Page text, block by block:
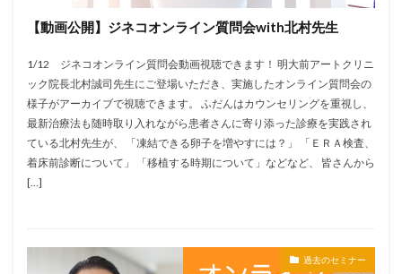
【動画公開】ジネコオンライン質問会with北村先生
1/12 ジネコオンライン質問会動画視聴できます！ 明大前アートクリニ
ック院長北村誠司先生にご登場いただき、実施したオンライン質問会の
様子がアーカイブで視聴できます。 ふだんはカウンセリングを重視し、
最新治療法も随時取り入れながら患者さんに寄り添った診療を実践され
ている北村先生が、 「凍結できる卵子を増やすには？」 「ＥＲＡ検査、
着床前診断について」 「移植する時期について」などなど、 皆さんから
[…]
過去のセミナー